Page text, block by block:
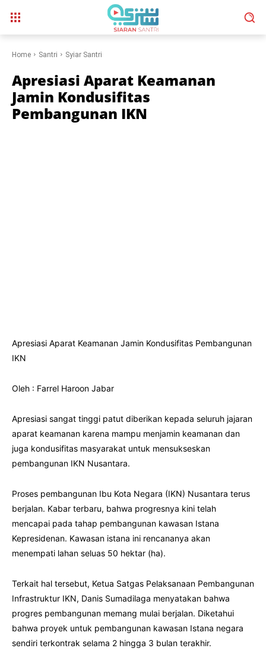
Home Santri Syiar Santri
Apresiasi Aparat Keamanan
Jamin Kondusifitas
Pembangunan IKN
Apresiasi Aparat Keamanan Jamin Kondusifitas Pembangunan
IKN
Oleh : Farrel Haroon Jabar
Apresiasi sangat tinggi patut diberikan kepada seluruh jajaran
aparat keamanan karena mampu menjamin keamanan dan
juga kondusifitas masyarakat untuk mensukseskan
pembangunan IKN Nusantara.
Proses pembangunan Ibu Kota Negara (IKN) Nusantara terus
berjalan. Kabar terbaru, bahwa progresnya kini telah
mencapai pada tahap pembangunan kawasan Istana
Kepresidenan. Kawasan istana ini rencananya akan
menempati lahan seluas 50 hektar (ha).
Terkait hal tersebut, Ketua Satgas Pelaksanaan Pembangunan
Infrastruktur IKN, Danis Sumadilaga menyatakan bahwa
progres pembangunan memang mulai berjalan. Diketahui
bahwa proyek untuk pembangunan kawasan Istana negara
sendiri terkontrak selama 2 hingga 3 bulan terakhir.